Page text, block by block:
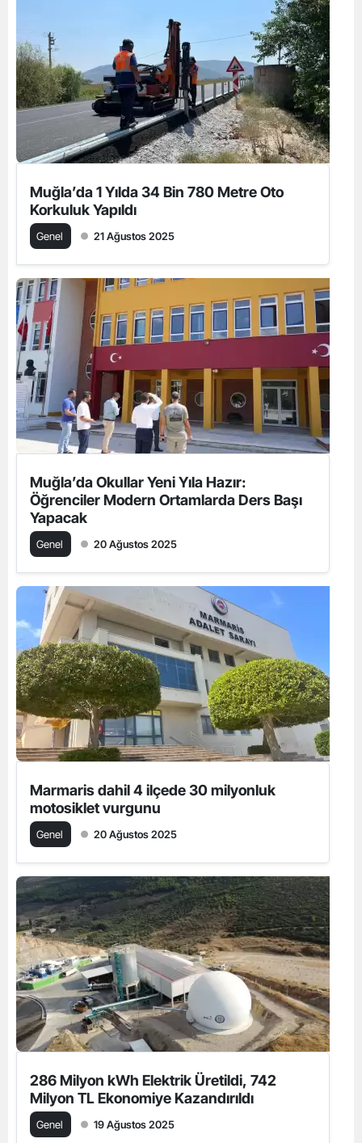
Muğla’da 1 Yılda 34 Bin 780 Metre Oto
Korkuluk Yapıldı
Genel 21 Ağustos 2025
Muğla’da Okullar Yeni Yıla Hazır:
Öğrenciler Modern Ortamlarda Ders Başı
Yapacak
Genel 20 Ağustos 2025
Marmaris dahil 4 ilçede 30 milyonluk
motosiklet vurgunu
Genel 20 Ağustos 2025
286 Milyon kWh Elektrik Üretildi, 742
Milyon TL Ekonomiye Kazandırıldı
Genel 19 Ağustos 2025